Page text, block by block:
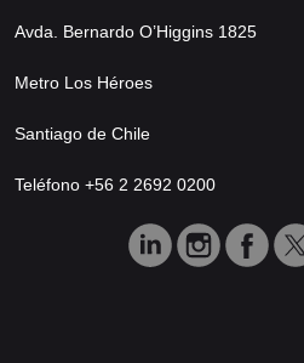
Avda. Bernardo O’Higgins 1825
Metro Los Héroes
Santiago de Chile
Teléfono +56 2 2692 0200